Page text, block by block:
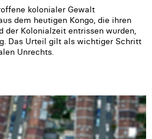
kolonialer Gewalt
dem heutigen Kongo, die ihren
der Kolonialzeit entrissen wurden,
Das Urteil gilt als wichtiger Schritt
Unrechts.